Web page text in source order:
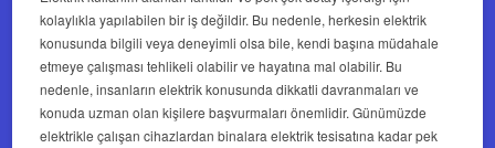
kolaylıkla yapılabilen bir iş değildir. Bu nedenle, herkesin elektrik
konusunda bilgili veya deneyimli olsa bile, kendi başına müdahale
etmeye çalışması tehlikeli olabilir ve hayatına mal olabilir. Bu
nedenle, insanların elektrik konusunda dikkatli davranmaları ve
konuda uzman olan kişilere başvurmaları önemlidir. Günümüzde
elektrikle çalışan cihazlardan binalara elektrik tesisatına kadar pek